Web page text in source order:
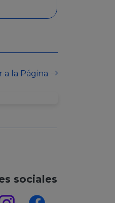
a la Página
sociales